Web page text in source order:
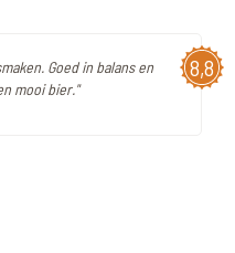
8,8
Goed in balans en
mooi bier."